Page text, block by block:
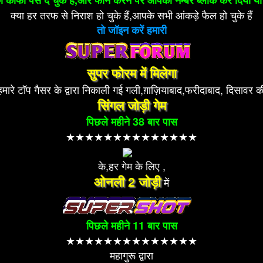
क्या हर तरफ से निराश हो चुके हैं,आपके सभी आंकड़े फैल हो चुके हैं
तो जॉइन करें हमारी
सुपर फोरम में मिलेगा
टॉप गैसर के द्वारा निकाली गई गली,ग़ाज़ियाबाद,फरीदाबाद, दिसावर
सिंगल जोड़ी गेम
पिछले महीने 38 बार पास
★★★★★★★★★★★★★★
के,हर गेम के लिए ,
ओनली 2 जोड़ीमें
पिछले महीने 11 बार पास
★★★★★★★★★★★★★★
महागुरू द्वारा